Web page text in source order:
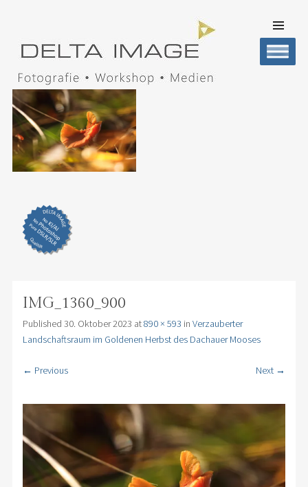
CONTENT
IMG_1360_900
Published 30. Oktober 2023 at890 × 593 in Verzauberter
Landschaftsraum im Goldenen Herbst des Dachauer Mooses
← Previous Next →